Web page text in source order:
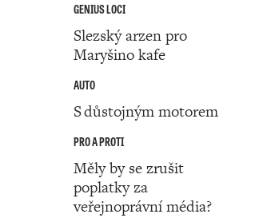
GENIUS LOCI
Slezský arzen pro
Maryšino kafe
AUTO
S důstojným motorem
PRO A PROTI
Měly by se zrušit
poplatky za
veřejnoprávní média?